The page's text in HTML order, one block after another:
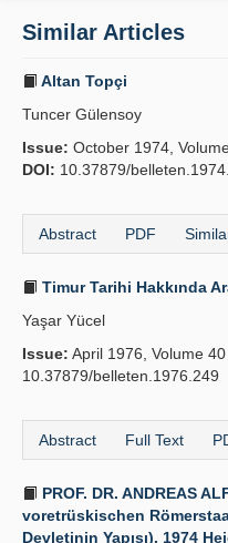
Writing Rules
Publication Policies
Contact Us
Similar Articles
Altan Topçi
Tuncer Gülensoy
Issue: October 1974,
DOI: 10.37879/
Abstract PDF
Timur Tarihi Hakkında
Yaşar Yücel
Issue: April 1976, Volume
10.37879/belleten.1976.249
Abstract Full Text
PROF. DR. ANDREAS
voretrüskischen
Devletinin Yapısı). 1974